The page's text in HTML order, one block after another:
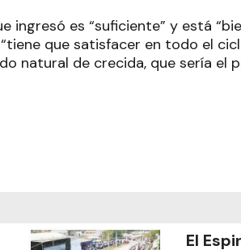
ingresó es “suficiente” y está
que satisfacer en todo el
natural de crecida, que sería el
El